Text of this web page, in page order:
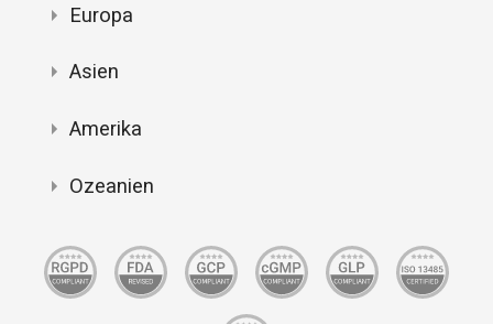
Europa
Asien
Amerika
Ozeanien